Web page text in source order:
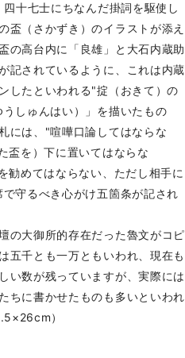
十七士にちなんだ掛詞を駆使し
盃（さかずき）のイラストが添え
の高台内に「良雄」と大石内蔵助
記されているように、これは内蔵
したといわれる"掟（おきて）の
しゅんはい）」を描いたもの
には、"喧嘩口論してはならな
盃を）下に置いてはならな
勧めてはならない、ただし相手に
守るべき心がけ五箇条が記され
の大御所的存在だった魯文がコピ
五千とも一万ともいわれ、現在も
い数が残っていますが、実際には
ちに書かせたものも多いといわれ
）